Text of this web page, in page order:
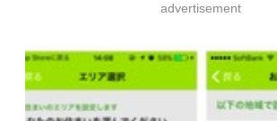
advertisement